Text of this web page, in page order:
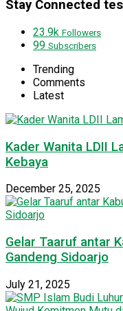
Stay Connected
23.9k Followers
99 Subscribers
Trending
Comments
Latest
Kader Wanita LDII
Kebaya
December 25, 2025
Gelar Taaruf antar
Gandeng Sidoarjo
July 21, 2025